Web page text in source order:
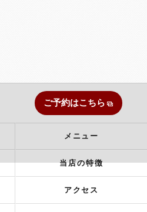
ご予約はこちら
メニュー
当店の特徴
アクセス